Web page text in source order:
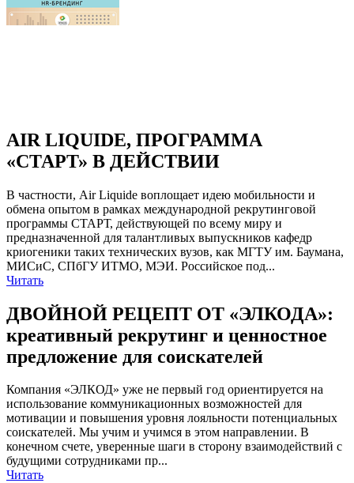
AIR LIQUIDE, ПРОГРАММА
«СТАРТ» В ДЕЙСТВИИ
В частности, Air Liquide воплощает идею мобильности и
обмена опытом в рамках международной рекрутинговой
программы СТАРТ, действующей по всему миру и
предназначенной для талантливых выпускников кафедр
криогеники таких технических вузов, как МГТУ им. Баумана,
МИСиС, СПбГУ ИТМО, МЭИ. Российское под...
Читать
ДВОЙНОЙ РЕЦЕПТ ОТ «ЭЛКОДА»:
креативный рекрутинг и ценностное
предложение для соискателей
Компания «ЭЛКОД» уже не первый год ориентируется на
использование коммуникационных возможностей для
мотивации и повышения уровня лояльности потенциальных
соискателей. Мы учим и учимся в этом направлении. В
конечном счете, уверенные шаги в сторону взаимодействий с
будущими сотрудниками пр...
Читать